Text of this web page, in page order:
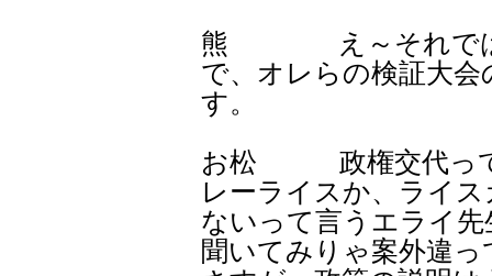
熊 え～それでは、
で、オレらの検証大
す。
お松 政権交代って
レーライスか、ライ
ないって言うエライ
聞いてみりゃ案外違